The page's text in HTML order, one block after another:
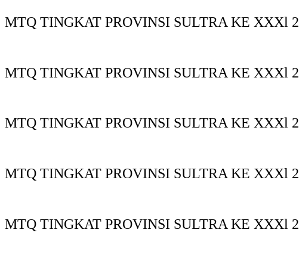
MTQ TINGKAT PROVINSI SULTRA KE XXXl
MTQ TINGKAT PROVINSI SULTRA KE XXXl
MTQ TINGKAT PROVINSI SULTRA KE XXXl
MTQ TINGKAT PROVINSI SULTRA KE XXXl
MTQ TINGKAT PROVINSI SULTRA KE XXXl